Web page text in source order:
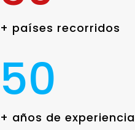
+ países recorridos
50
+ años de experiencia